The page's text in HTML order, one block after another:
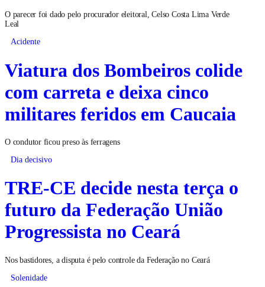
O parecer foi dado pelo procurador eleitoral, Celso Costa Lima Verde
Leal
Acidente
Viatura dos Bombeiros colide
com carreta e deixa cinco
militares feridos em Caucaia
O condutor ficou preso às ferragens
Dia decisivo
TRE-CE decide nesta terça o
futuro da Federação União
Progressista no Ceará
Nos bastidores, a disputa é pelo controle da Federação no Ceará
Solenidade